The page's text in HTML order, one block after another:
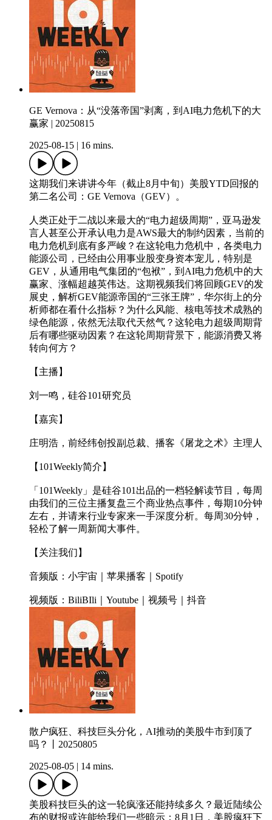
GE Vernova：从“没落帝国”剥离，到AI电力危机下的大
赢家 | 20250815
2025-08-15 16 mins.
这期我们来讲讲今年（截止8月中旬）美股YTD回报的
第二名公司：GE Vernova（GEV）。
人类正处于二战以来最大的“电力超级周期”，亚马逊发
言人甚至公开承认电力是AWS最大的制约因素，当前的
电力危机到底有多严峻？在这轮电力危机中，各类电力
能源公司，已经由公用事业股变身资本宠儿，特别是
GEV，从通用电气集团的“包袱”，到AI电力危机中的大
赢家、涨幅超越英伟达。这期视频我们将回顾GEV的发
展史，解析GEV能源帝国的“三张王牌”，华尔街上的分
析师都在看什么指标？为什么风能、核电等技术成熟的
绿色能源，依然无法取代天然气？这轮电力超级周期背
后有哪些驱动因素？在这轮周期背景下，能源消费又将
转向何方？
【主播】
刘一鸣，硅谷101研究员
【嘉宾】
庄明浩，前经纬创投副总裁、播客《屠龙之术》主理人
【101Weekly简介】
「101Weekly」是硅谷101出品的一档轻解读节目，每周
由我们的三位主播复盘三个商业热点事件，每期10分钟
左右，并请来行业专家来一手深度分析。每周30分钟，
轻松了解一周新闻大事件。
【关注我们】
音频版：小宇宙｜苹果播客｜Spotify
视频版：BiliBIli｜Youtube｜视频号｜抖音
散户疯狂、科技巨头分化，AI推动的美股牛市到顶了
吗？丨20250805
2025-08-05 14 mins.
美股科技巨头的这一轮疯涨还能持续多久？最近陆续公
布的财报或许能给我们一些暗示：8月1日，美股疯狂下